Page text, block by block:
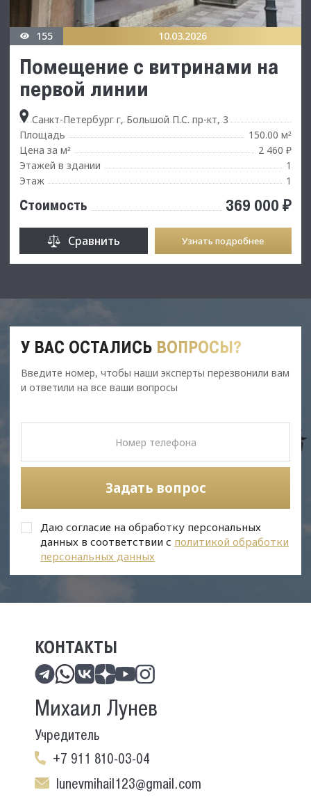
155 10.03.2026
Помещение с витринами на
первой линии
Санкт-Петербург г, Большой П.С. пр-кт, 3
Площадь
150.00 м²
Цена за м²
2 460 ₽
Этажей в здании
1
Этаж
1
Стоимость 369 000 ₽
Сравнить Узнать подробнее
У ВАС ОСТАЛИСЬ ВОПРОСЫ?
Введите номер, чтобы наши эксперты перезвонили вам
и ответили на все ваши вопросы
Задать вопрос
Даю согласие на обработку персональных
данных в соответствии с политикой обработки
персональных данных
КОНТАКТЫ
Михаил Лунев
Учредитель
+7 911 810-03-04
lunevmihail123@gmail.com